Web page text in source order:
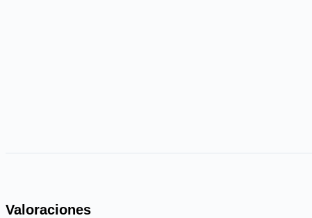
Valoraciones